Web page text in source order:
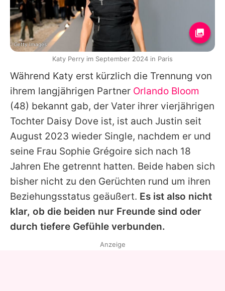
Während Katy erst kürzlich die Trennung von
ihrem langjährigen Partner Orlando Bloom
(48) bekannt gab, der Vater ihrer vierjährigen
Tochter Daisy Dove ist, ist auch Justin seit
August 2023 wieder Single, nachdem er und
seine Frau Sophie Grégoire sich nach 18
Jahren Ehe getrennt hatten. Beide haben sich
bisher nicht zu den Gerüchten rund um ihren
Beziehungsstatus geäußert. Es ist also nicht
klar, ob die beiden nur Freunde sind oder
durch tiefere Gefühle verbunden.
Getty Images
Katy Perry im September 2024 in Paris
Anzeige